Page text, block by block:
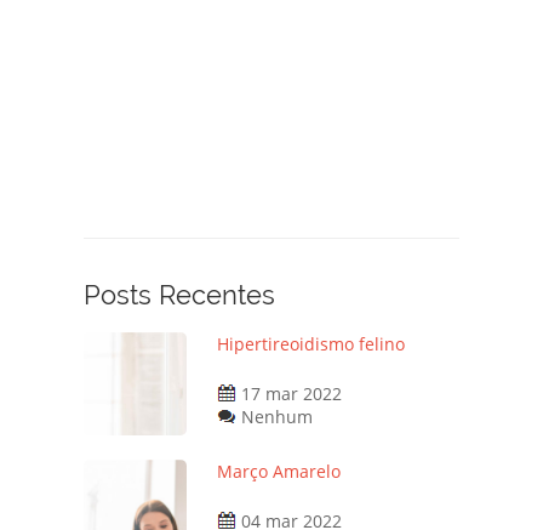
Posts Recentes
Hipertireoidismo felino
17 mar 2022
Nenhum
Março Amarelo
04 mar 2022